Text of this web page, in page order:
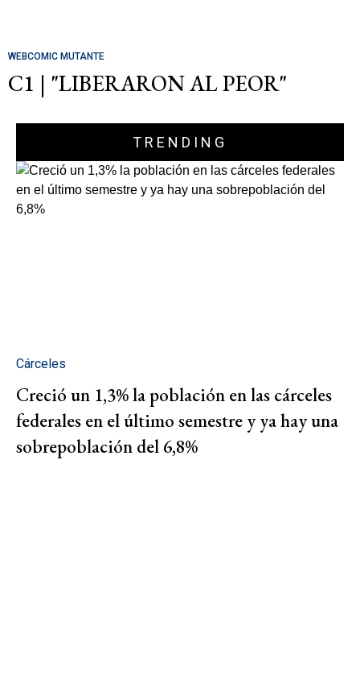
WEBCOMIC MUTANTE
C1 | "LIBERARON AL PEOR"
TRENDING
Cárceles
Creció un 1,3% la población en las cárceles
federales en el último semestre y ya hay una
sobrepoblación del 6,8%